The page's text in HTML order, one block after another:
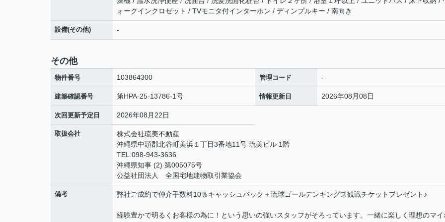
ォークインクロゼット / TVモニタ付インターホン / ディンプルキー / 南向き
設備(その他) -
その他
物件番号 103864300 管理コード -
建築確認番号 第HPA-25-13786-1号 情報更新日 2026年08月08日
次回更新予定日 2026年08月22日
取扱会社
株式会社琉美不動産
沖縄県中頭郡北谷町美浜１丁目3番地11号 琉美ビル 1階
TEL:098-943-3636
沖縄県知事 (2) 第005075号
公益社団法人 全国宅地建物取引業協会
備考 弊社ご成約で仲介手数料10％キャッシュバック＋琉球ゴールデンキングス観戦チケットプレゼント♪
経験豊かで明るくお客様の為に！という思いの強いスタッフがそろっています。一緒に楽しく理想のマイ